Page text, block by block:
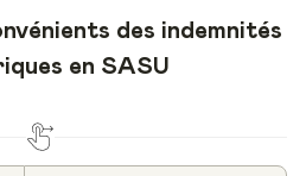
des indemnités
en SASU